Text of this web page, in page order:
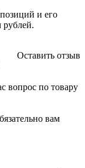
и его
рублей.
Оставить отзыв
вопрос по товару
вам